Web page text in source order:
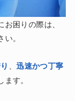
困りの際は、
。
、迅速かつ丁寧
す。